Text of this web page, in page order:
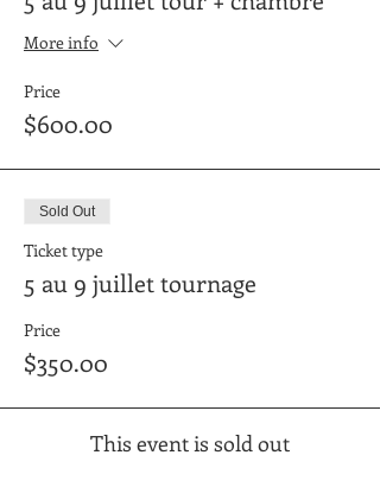
More info
Price
$600.00
Sold Out
Ticket type
5 au 9 juillet tournage
Price
$350.00
This event is sold out